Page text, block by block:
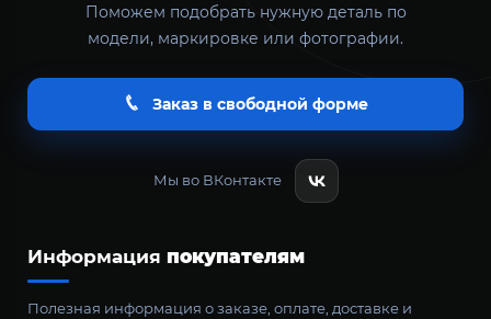
Поможем подобрать нужную деталь по
модели, маркировке или фотографии.
Заказ в свободной форме
Мы во ВКонтакте
Информация покупателям
Полезная информация о заказе, оплате, доставке и